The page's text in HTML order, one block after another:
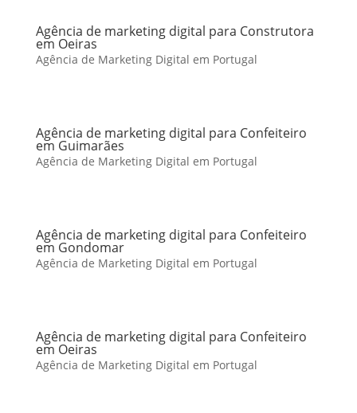
Agência de marketing digital para Construtora
em Oeiras
Agência de Marketing Digital em Portugal
Agência de marketing digital para Confeiteiro
em Guimarães
Agência de Marketing Digital em Portugal
Agência de marketing digital para Confeiteiro
em Gondomar
Agência de Marketing Digital em Portugal
Agência de marketing digital para Confeiteiro
em Oeiras
Agência de Marketing Digital em Portugal